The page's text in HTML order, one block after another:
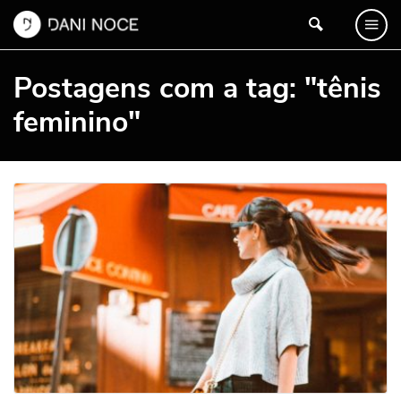
Postagens com a tag: "tênis
feminino"